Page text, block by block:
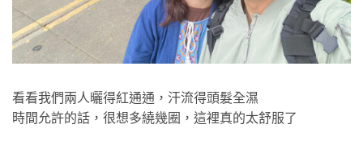
看看我們兩人曬得紅通通，汗流得頭髮全濕
時間允許的話，很想多繞幾圈，這裡真的太舒服了